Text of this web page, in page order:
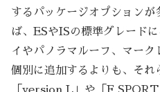
するパッケージオプションが
ば、ESやISの標準グレード
イやパノラマルーフ、マー
個別に追加するよりも、それ